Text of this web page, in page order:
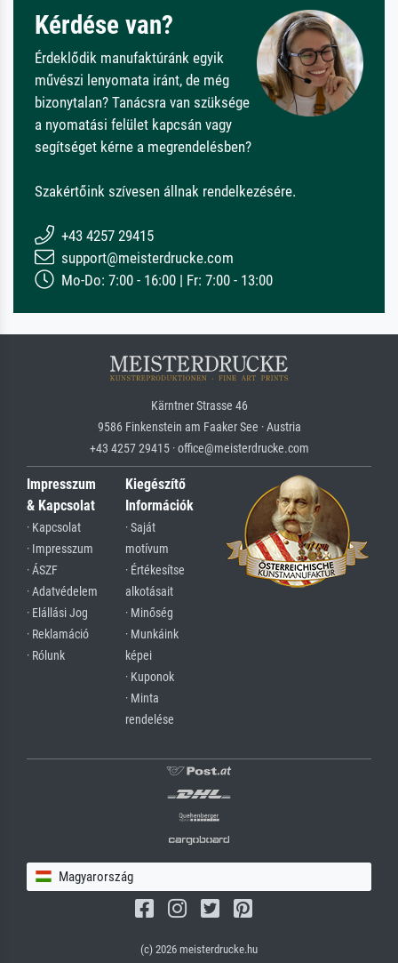
Kérdése van?
Érdeklődik manufaktúránk egyik
művészi lenyomata iránt, de még
bizonytalan? Tanácsra van szüksége
a nyomatási felület kapcsán vagy
segítséget kérne a megrendelésben?
Szakértőink szívesen állnak rendelkezésére.
+43 4257 29415
support@meisterdrucke.com
Mo-Do: 7:00 - 16:00 | Fr: 7:00 - 13:00
Kärntner Strasse 46
9586 Finkenstein am Faaker See · Austria
+43 4257 29415 · office@meisterdrucke.com
Impresszum
& Kapcsolat
· Kapcsolat
· Impresszum
· ÁSZF
· Adatvédelem
· Elállási Jog
· Reklamáció
· Rólunk
Kiegészítő
Információk
· Saját
motívum
· Értékesítse
alkotásait
· Minőség
· Munkáink
képei
· Kuponok
· Minta
rendelése
Magyarország
(c) 2026 meisterdrucke.hu